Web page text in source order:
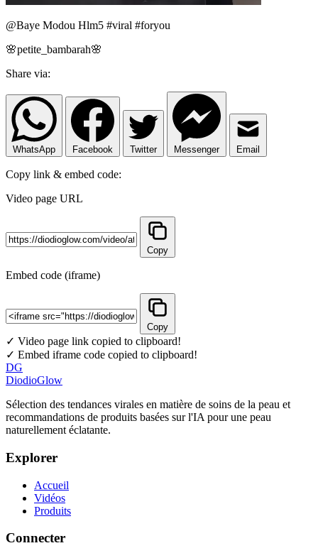
@Baye Modou Hlm5 #viral #foryou
🌸petite_bambarah🌸
Share via:
WhatsApp Facebook Twitter Messenger Email
Copy link & embed code:
Video page URL
Copy
Embed code (iframe)
Copy
✓ Video page link copied to clipboard!
✓ Embed iframe code copied to clipboard!
DG
DiodioGlow
Sélection des tendances virales en matière de soins de la peau et
recommandations de produits basées sur l'IA pour une peau
naturellement éclatante.
Explorer
Accueil
Vidéos
Produits
Connecter